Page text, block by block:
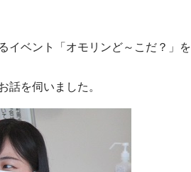
イベント「オモリンど～こだ？」を
話を伺いました。